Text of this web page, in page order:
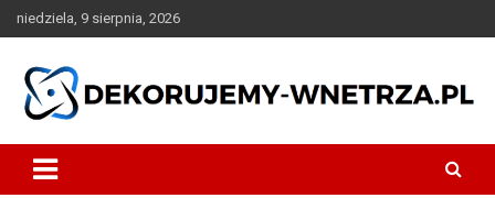
Skip
to
niedziela, 9 sierpnia, 2026
dekorujemy-wnetrza.pl